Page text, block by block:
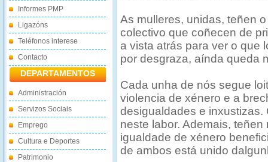
Informes PMP
Ligazóns
Teléfonos interese
Contacto
DEPARTAMENTOS
Administración
Servizos Sociais
Emprego
Cultura e Deportes
Patrimonio
As mulleres, unidas, teñen
colectivo que coñecen de
a vista atrás para ver o que
por desgraza, aínda queda
Cada unha de nós segue
violencia de xénero e a
desigualdades e inxustizas.
neste labor. Ademais,
igualdade de xénero
de ambos está unido